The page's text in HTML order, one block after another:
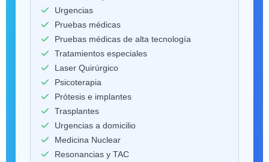
Urgencias
Pruebas médicas
Pruebas médicas de alta tecnología
Tratamientos especiales
Laser Quirúrgico
Psicoterapia
Prótesis e implantes
Trasplantes
Urgencias a domicilio
Medicina Nuclear
Resonancias y TAC